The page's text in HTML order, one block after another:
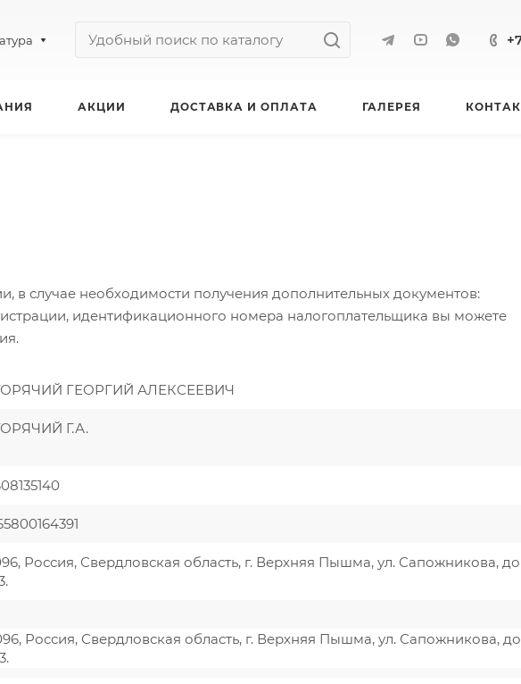
АКЦИИ ДОСТАВКА И ОПЛАТА ГАЛЕРЕЯ
в случае необходимости получения дополнительных документов:
идентификационного номера налогоплательщика вы можете
ГЕОРГИЙ АЛЕКСЕЕВИЧ
Г.А.
Россия, Свердловская область, г. Верхняя Пышма, ул. Сапожникова,
Россия, Свердловская область, г. Верхняя Пышма, ул. Сапожникова,